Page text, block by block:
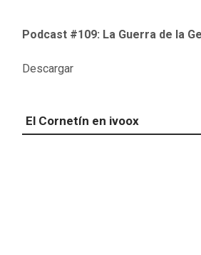
Podcast #109: La Guerra de la
Descargar
El Cornetín en ivoox